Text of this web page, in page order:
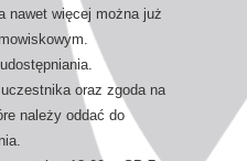
nawet więcej można już
oraz zgoda na
należy oddać do